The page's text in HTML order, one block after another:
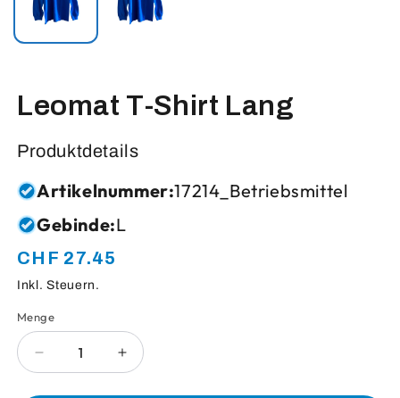
Leomat T-Shirt Lang
Produktdetails
Artikelnummer:17214_Betriebsmittel
Gebinde:L
Normaler
Preis
CHF 27.45
Inkl. Steuern.
Anzahl
Menge
Verringere
die
Erhöhe
die